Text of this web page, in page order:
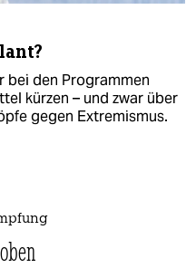
bei den Programmen
kürzen – und zwar über
gegen Extremismus.